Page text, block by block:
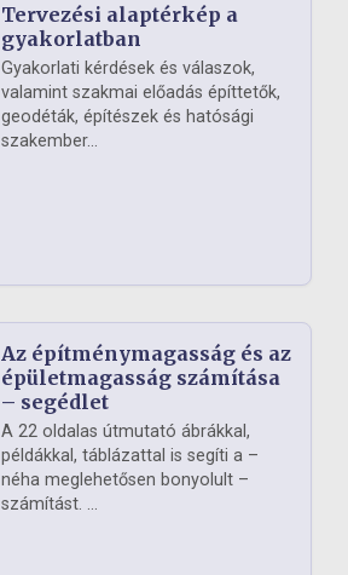
Tervezési alaptérkép a
gyakorlatban
Gyakorlati kérdések és válaszok,
valamint szakmai előadás építtetők,
geodéták, építészek és hatósági
szakember...
Az építménymagasság és az
épületmagasság számítása
– segédlet
A 22 oldalas útmutató ábrákkal,
példákkal, táblázattal is segíti a –
néha meglehetősen bonyolult –
számítást. ...